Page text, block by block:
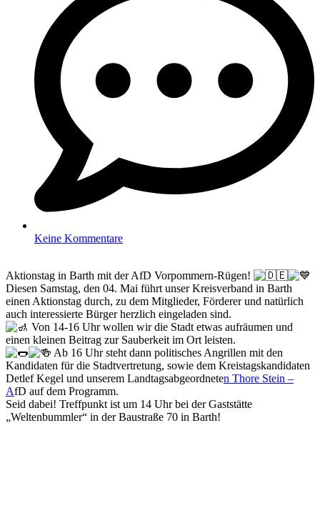
Keine Kommentare
Aktionstag in Barth mit der AfD Vorpommern-Rügen!
Diesen Samstag, den 04. Mai führt unser Kreisverband in Barth
einen Aktionstag durch, zu dem Mitglieder, Förderer und natürlich
auch interessierte Bürger herzlich eingeladen sind.
Von 14-16 Uhr wollen wir die Stadt etwas aufräumen und
einen kleinen Beitrag zur Sauberkeit im Ort leisten.
Ab 16 Uhr steht dann politisches Angrillen mit den
Kandidaten für die Stadtvertretung, sowie dem Kreistagskandidaten
Detlef Kegel und unserem Landtagsabgeordneten Thore Stein –
AfD auf dem Programm.
Seid dabei! Treffpunkt ist um 14 Uhr bei der Gaststätte
„Weltenbummler“ in der Baustraße 70 in Barth!